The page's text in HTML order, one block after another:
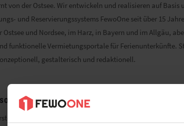
von der Ostsee. Wir entwickeln und realisieren auf Basis
und Reservierungssystems FewoOne seit über 15
Ostsee und Nordsee, im Harz, in Bayern und im Allgäu,
funktionelle Vermietungsportale für Ferienunterkünfte.
gestalterisch und redaktionell.
Du mitbringen
von Webseiten, die auf allen Endgeräten bedienbar